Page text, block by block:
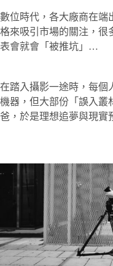
數位時代，各大廠商在端
格來吸引市場的關注，很
表會就會「被推坑」…
在踏入攝影一途時，每個
機器，但大部份「誤入叢
爸，於是理想追夢與現實